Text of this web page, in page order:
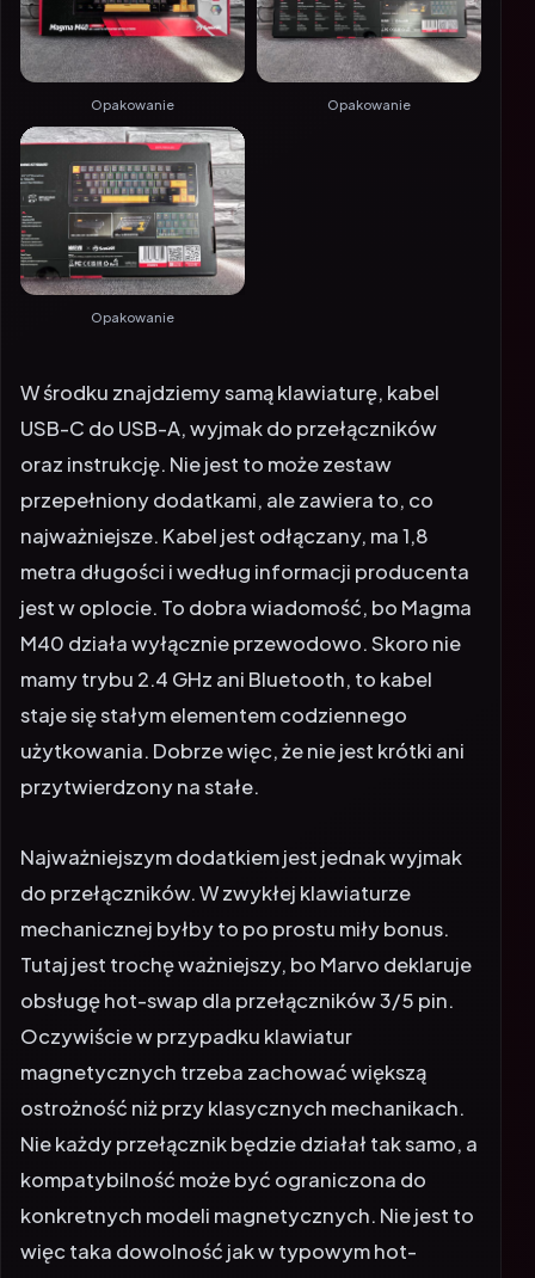
Opakowanie Opakowanie
Opakowanie
W środku znajdziemy samą klawiaturę, kabel
USB-C do USB-A, wyjmak do przełączników
oraz instrukcję. Nie jest to może zestaw
przepełniony dodatkami, ale zawiera to, co
najważniejsze. Kabel jest odłączany, ma 1,8
metra długości i według informacji producenta
jest w oplocie. To dobra wiadomość, bo Magma
M40 działa wyłącznie przewodowo. Skoro nie
mamy trybu 2.4 GHz ani Bluetooth, to kabel
staje się stałym elementem codziennego
użytkowania. Dobrze więc, że nie jest krótki ani
przytwierdzony na stałe.
Najważniejszym dodatkiem jest jednak wyjmak
do przełączników. W zwykłej klawiaturze
mechanicznej byłby to po prostu miły bonus.
Tutaj jest trochę ważniejszy, bo Marvo deklaruje
obsługę hot-swap dla przełączników 3/5 pin.
Oczywiście w przypadku klawiatur
magnetycznych trzeba zachować większą
ostrożność niż przy klasycznych mechanikach.
Nie każdy przełącznik będzie działał tak samo, a
kompatybilność może być ograniczona do
konkretnych modeli magnetycznych. Nie jest to
więc taka dowolność jak w typowym hot-